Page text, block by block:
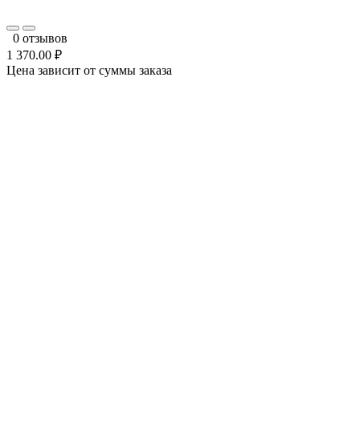
0 отзывов
1 370.00 ₽
Цена зависит от суммы заказа